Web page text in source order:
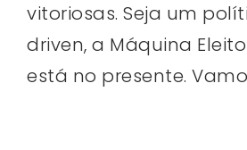
vitoriosas. Seja um
driven, a Máquina
está no presente.